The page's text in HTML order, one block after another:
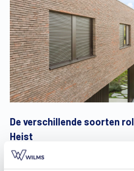
De verschillende soorten
Heist
In onze brochure kan je terecht voor